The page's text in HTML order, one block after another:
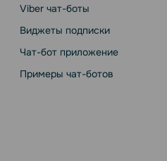
Viber чат-боты
Виджеты подписки
Чат-бот приложение
Примеры чат-ботов